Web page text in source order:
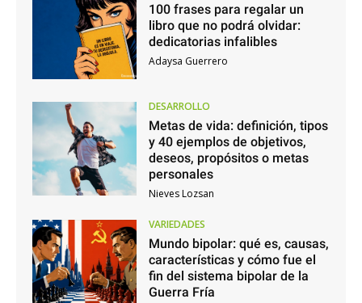
100 frases para regalar un
libro que no podrá olvidar:
dedicatorias infalibles
Adaysa Guerrero
DESARROLLO
Metas de vida: definición, tipos
y 40 ejemplos de objetivos,
deseos, propósitos o metas
personales
Nieves Lozsan
VARIEDADES
Mundo bipolar: qué es, causas,
características y cómo fue el
fin del sistema bipolar de la
Guerra Fría